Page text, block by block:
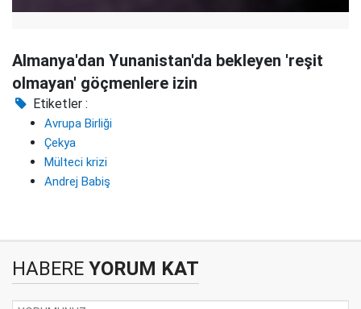
Almanya'dan Yunanistan'da bekleyen 'reşit
olmayan' göçmenlere izin
Etiketler :
Avrupa Birliği
Çekya
Mülteci krizi
Andrej Babiş
HABERE YORUM KAT